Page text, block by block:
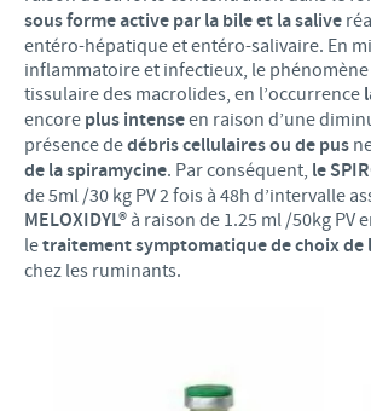
sous forme active par la bile et la salive
entéro-hépatique et entéro-salivaire. En
inflammatoire et infectieux, le
tissulaire des macrolides, en l’occurrence
encore plus intenseen raison d’une
présence dedébris cellulaires ou de pus
de la spiramycine. Par conséquent, le
de 5ml /30 kg PV 2 fois à 48h d’intervalle
MELOXIDYL® à raison de 1.25 ml /50kg PV
letraitement symptomatique de choix de
chez les ruminants.